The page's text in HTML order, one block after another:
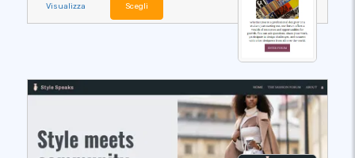
Visualizza Scegli